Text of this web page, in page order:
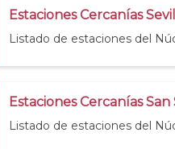
Estaciones Cercanías
Listado de estaciones del
Estaciones Cercanías San
Listado de estaciones del